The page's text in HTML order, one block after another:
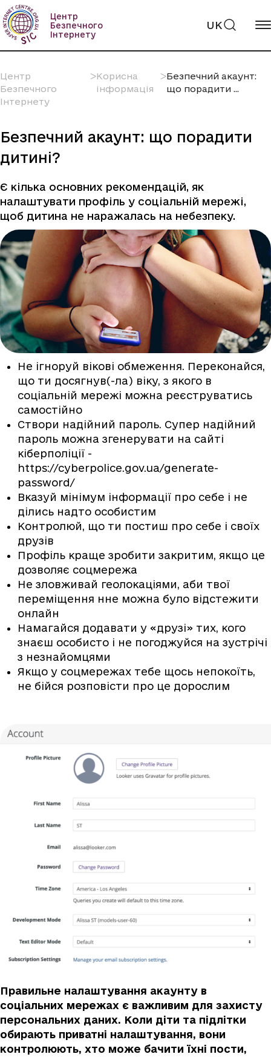
Пропустити
вміст
Центр
Безпечного
Інтернету
UK
Центр
Безпечного
Інтернету
ᐳКорисна
інформація
ᐳБезпечний акаунт:
що порадити ...
Безпечний акаунт: що порадити
дитині?
Є кілька основних рекомендацій, як
налаштувати профіль у соціальній мережі,
щоб дитина не наражалась на небезпеку.
Не ігноруй вікові обмеження. Переконайся,
що ти досягнув(-ла) віку, з якого в
соціальній мережі можна реєструватись
самостійно
Створи надійний пароль. Супер надійний
пароль можна згенерувати на сайті
кіберполіції -
https://cyberpolice.gov.ua/generate-
password/
Вказуй мінімум інформації про себе і не
ділись надто особистим
Контролюй, що ти постиш про себе і своїх
друзів
Профіль краще зробити закритим, якщо це
дозволяє соцмережа
Не зловживай геолокаціями, аби твої
переміщення нне можна було відстежити
онлайн
Намагайся додавати у «друзі» тих, кого
знаєш особисто і не погоджуйся на зустрічі
з незнайомцями
Якщо у соцмережах тебе щось непокоїть,
не бійся розповісти про це дорослим
Правильне налаштування акаунту в
соціальних мережах є важливим для захисту
персональних даних. Коли діти та підлітки
обирають приватні налаштування, вони
контролюють, хто може бачити їхні пости,